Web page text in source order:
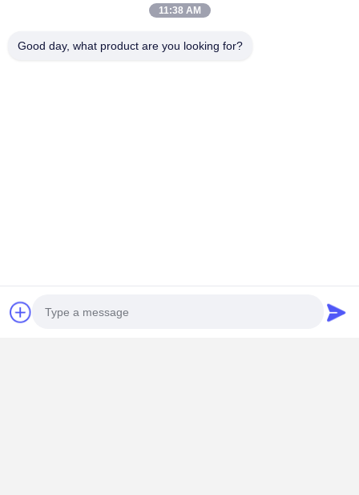
Επικεφαλής της Εθνικής Υπηρεσίας
11:38 AM
Good day, what product are you looking for?